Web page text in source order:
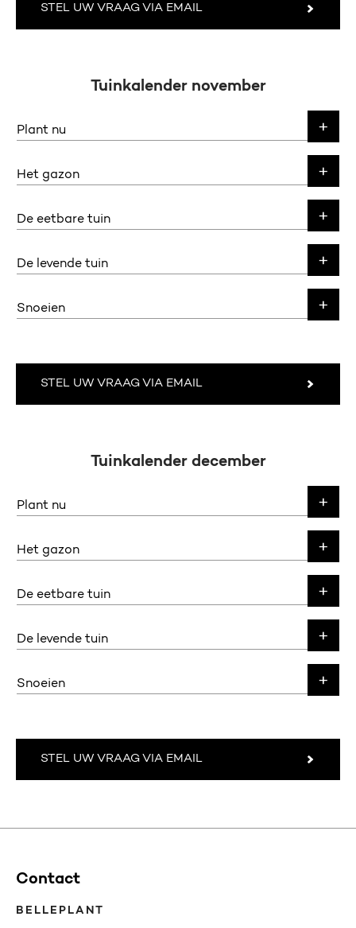
STEL UW VRAAG VIA EMAIL
Tuinkalender november
Plant nu
Het gazon
De eetbare tuin
De levende tuin
Snoeien
STEL UW VRAAG VIA EMAIL
Tuinkalender december
Plant nu
Het gazon
De eetbare tuin
De levende tuin
Snoeien
STEL UW VRAAG VIA EMAIL
Contact
BELLEPLANT